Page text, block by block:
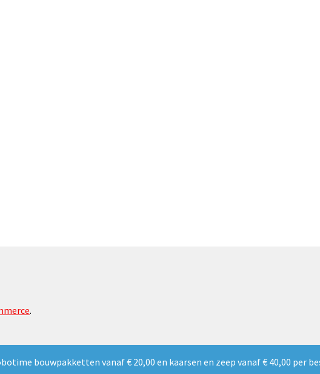
bouwpakketten vanaf € 20,00 en kaarsen en zeep vanaf € 40,00 per
.